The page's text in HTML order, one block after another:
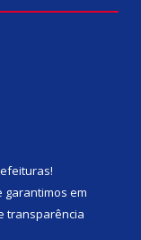
!
garantimos em
transparência